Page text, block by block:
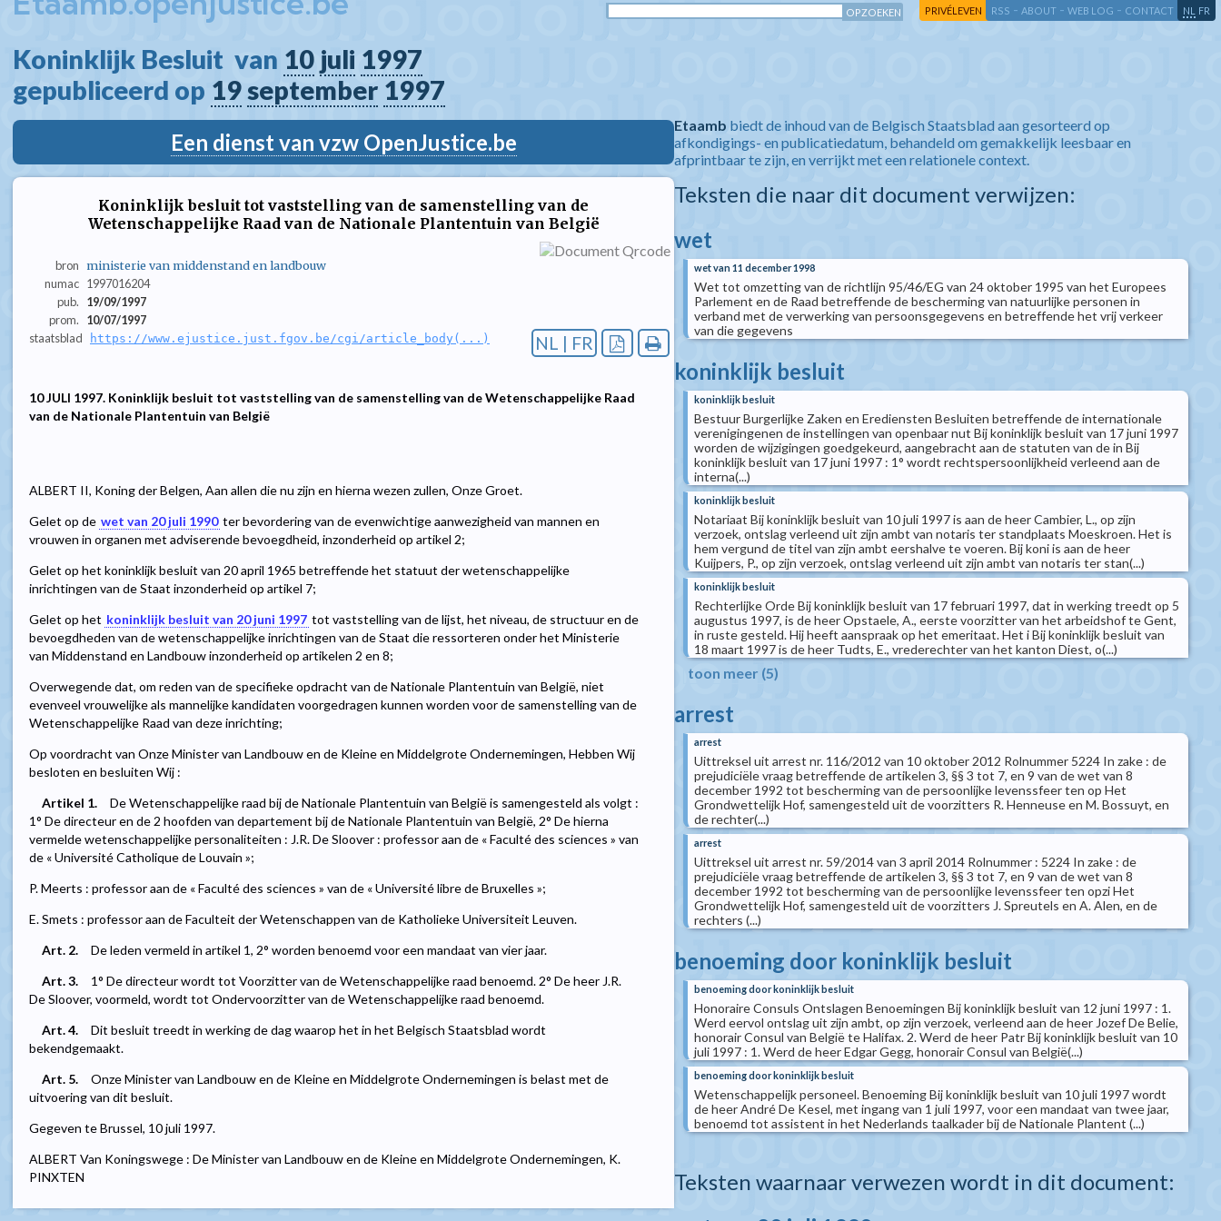
PRIVÉLEVEN RSS - ABOUT - WEB LOG - CONTACT NL FR
Koninklijk Besluit  van 10 juli 1997
gepubliceerd op 19september 1997
Een dienst van vzw OpenJustice.be
Koninklijk besluit tot vaststelling van de samenstelling van de
Wetenschappelijke Raad van de Nationale Plantentuin van België
bron ministerie van middenstand en landbouw
numac 1997016204
pub.
19/09/1997
prom.
10/07/1997
staatsblad
https://www.ejustice.just.fgov.be/cgi/article_body(...) NL | FR
10 JULI 1997. Koninklijk besluit tot vaststelling van de samenstelling van de Wetenschappelijke Raad
van de Nationale Plantentuin van België
ALBERT II, Koning der Belgen, Aan allen die nu zijn en hierna wezen zullen, Onze Groet.
Gelet op de wet van 20 juli 1990 ter bevordering van de evenwichtige aanwezigheid van mannen en
vrouwen in organen met adviserende bevoegdheid, inzonderheid op artikel 2;
Gelet op het koninklijk besluit van 20 april 1965 betreffende het statuut der wetenschappelijke
inrichtingen van de Staat inzonderheid op artikel 7;
Gelet op het koninklijk besluit van 20 juni 1997 tot vaststelling van de lijst, het niveau, de structuur en de
bevoegdheden van de wetenschappelijke inrichtingen van de Staat die ressorteren onder het Ministerie
van Middenstand en Landbouw inzonderheid op artikelen 2 en 8;
Overwegende dat, om reden van de specifieke opdracht van de Nationale Plantentuin van België, niet
evenveel vrouwelijke als mannelijke kandidaten voorgedragen kunnen worden voor de samenstelling van de
Wetenschappelijke Raad van deze inrichting;
Op voordracht van Onze Minister van Landbouw en de Kleine en Middelgrote Ondernemingen, Hebben Wij
besloten en besluiten Wij :
Artikel 1.
De Wetenschappelijke raad bij de Nationale Plantentuin van België is samengesteld als volgt :
1° De directeur en de 2 hoofden van departement bij de Nationale Plantentuin van België, 2° De hierna
vermelde wetenschappelijke personaliteiten : J.R. De Sloover : professor aan de « Faculté des sciences » van
de « Université Catholique de Louvain »;
P. Meerts : professor aan de « Faculté des sciences » van de « Université libre de Bruxelles »;
E. Smets : professor aan de Faculteit der Wetenschappen van de Katholieke Universiteit Leuven.
Art. 2.
De leden vermeld in artikel 1, 2° worden benoemd voor een mandaat van vier jaar.
Art. 3.
1° De directeur wordt tot Voorzitter van de Wetenschappelijke raad benoemd. 2° De heer J.R.
De Sloover, voormeld, wordt tot Ondervoorzitter van de Wetenschappelijke raad benoemd.
Art. 4.
Dit besluit treedt in werking de dag waarop het in het Belgisch Staatsblad wordt
bekendgemaakt.
Art. 5.
Onze Minister van Landbouw en de Kleine en Middelgrote Ondernemingen is belast met de
uitvoering van dit besluit.
Gegeven te Brussel, 10 juli 1997.
ALBERT Van Koningswege : De Minister van Landbouw en de Kleine en Middelgrote Ondernemingen, K.
PINXTEN
Etaamb biedt de inhoud van de Belgisch Staatsblad aan gesorteerd op
afkondigings- en publicatiedatum, behandeld om gemakkelijk leesbaar en
afprintbaar te zijn, en verrijkt met een relationele context.
Teksten die naar dit document verwijzen:
wet
wet van 11 december 1998
Wet tot omzetting van de richtlijn 95/46/EG van 24 oktober 1995 van het Europees
Parlement en de Raad betreffende de bescherming van natuurlijke personen in
verband met de verwerking van persoonsgegevens en betreffende het vrij verkeer
van die gegevens
koninklijk besluit
koninklijk besluit
Bestuur Burgerlijke Zaken en Erediensten Besluiten betreffende de internationale
verenigingenen de instellingen van openbaar nut Bij koninklijk besluit van 17 juni 1997
worden de wijzigingen goedgekeurd, aangebracht aan de statuten van de in Bij
koninklijk besluit van 17 juni 1997 : 1° wordt rechtspersoonlijkheid verleend aan de
interna(...)
koninklijk besluit
Notariaat Bij koninklijk besluit van 10 juli 1997 is aan de heer Cambier, L., op zijn
verzoek, ontslag verleend uit zijn ambt van notaris ter standplaats Moeskroen. Het is
hem vergund de titel van zijn ambt eershalve te voeren. Bij koni is aan de heer
Kuijpers, P., op zijn verzoek, ontslag verleend uit zijn ambt van notaris ter stan(...)
koninklijk besluit
Rechterlijke Orde Bij koninklijk besluit van 17 februari 1997, dat in werking treedt op 5
augustus 1997, is de heer Opstaele, A., eerste voorzitter van het arbeidshof te Gent,
in ruste gesteld. Hij heeft aanspraak op het emeritaat. Het i Bij koninklijk besluit van
18 maart 1997 is de heer Tudts, E., vrederechter van het kanton Diest, o(...)
toon meer (5)
arrest
arrest
Uittreksel uit arrest nr. 116/2012 van 10 oktober 2012 Rolnummer 5224 In zake : de
prejudiciële vraag betreffende de artikelen 3, §§ 3 tot 7, en 9 van de wet van 8
december 1992 tot bescherming van de persoonlijke levenssfeer ten op Het
Grondwettelijk Hof, samengesteld uit de voorzitters R. Henneuse en M. Bossuyt, en
de rechter(...)
arrest
Uittreksel uit arrest nr. 59/2014 van 3 april 2014 Rolnummer : 5224 In zake : de
prejudiciële vraag betreffende de artikelen 3, §§ 3 tot 7, en 9 van de wet van 8
december 1992 tot bescherming van de persoonlijke levenssfeer ten opzi Het
Grondwettelijk Hof, samengesteld uit de voorzitters J. Spreutels en A. Alen, en de
rechters (...)
benoeming door koninklijk besluit
benoeming door koninklijk besluit
Honoraire Consuls Ontslagen Benoemingen Bij koninklijk besluit van 12 juni 1997 : 1.
Werd eervol ontslag uit zijn ambt, op zijn verzoek, verleend aan de heer Jozef De Belie,
honorair Consul van België te Halifax. 2. Werd de heer Patr Bij koninklijk besluit van 10
juli 1997 : 1. Werd de heer Edgar Gegg, honorair Consul van België(...)
benoeming door koninklijk besluit
Wetenschappelijk personeel. Benoeming Bij koninklijk besluit van 10 juli 1997 wordt
de heer André De Kesel, met ingang van 1 juli 1997, voor een mandaat van twee jaar,
benoemd tot assistent in het Nederlands taalkader bij de Nationale Plantent (...)
Teksten waarnaar verwezen wordt in dit document: